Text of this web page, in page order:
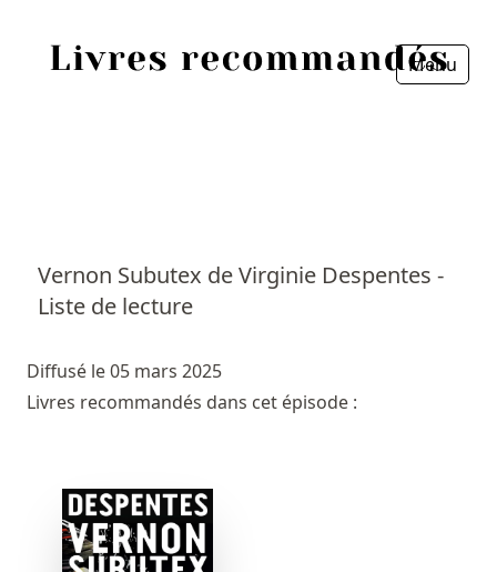
Menu
Vernon Subutex de Virginie Despentes -
Liste de lecture
Diffusé le 05 mars 2025
Livres recommandés dans cet épisode :
Personnes
Livres
Prix littéraires
Fermer